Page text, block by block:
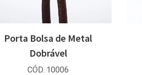
Porta Bolsa de Metal
Dobrável
CÓD. 10006